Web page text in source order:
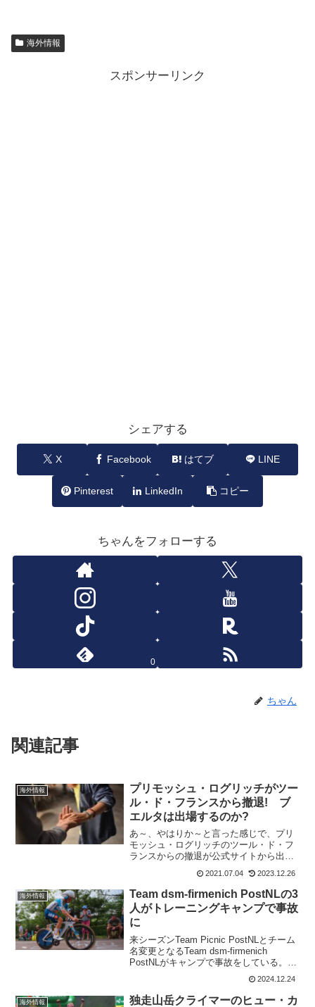
海外情報
スポンサーリンク
シェアする
X Facebook はてブ LINE
Pinterest LinkedIn コピー
ちゃんをフォローする
0
ちゃん
関連記事
海外情報
プリモッシュ・ログリッチがツー
ル・ド・フランスから撤退! ブ
エルタは出場するのか?
あ～、やはりか～と言った感じで、プリ
モッシュ・ログリッチのツール・ド・フ
ランスからの撤退が公式サイトから出さ
れた。第3ステージで落車したケガの痛み
が全く引かないようだ。第9ステージをス
タートしないことになった。昨年の総合2
位のライダーが、力...
2021.07.04 2023.12.26
海外情報
Team dsm-firmenich PostNLの3
人がトレーニングキャンプで事故
に
来シーズンTeam Picnic PostNLとチーム
名変更となるTeam dsm-firmenich
PostNLがキャンプで事故をしている。巻
き込まれたのは クリス・ハミルトン オス
カー・オンリー ティム・ナーバーマンこ
のうちクリス・ハ...
2024.12.24
海外情報
独走山岳クライマーのヒュー・カ